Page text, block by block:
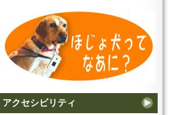
アクセシビリティ